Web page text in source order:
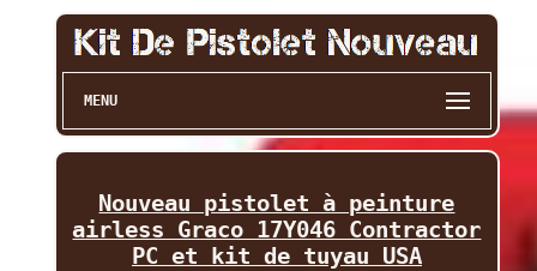
MENU
Nouveau pistolet à peinture
airless Graco 17Y046 Contractor
PC et kit de tuyau USA